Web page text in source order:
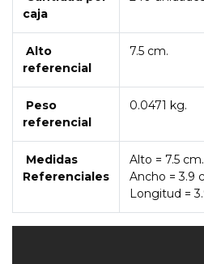
caja
Alto
referencial
7.5 cm.
Peso
referencial
0.0471 kg.
Medidas
Referenciales
Alto = 7.5 cm.
Ancho = 3.9
Longitud =